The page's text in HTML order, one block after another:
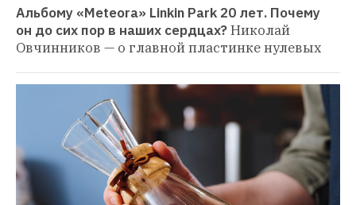
Альбому «Meteora» Linkin Park 20 лет. Почему
он до сих пор в наших сердцах?Николай
Овчинников — о главной пластинке нулевых